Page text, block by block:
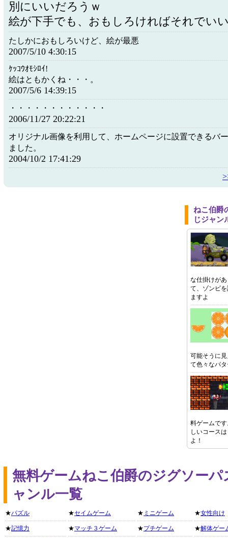
別にいいだろうｗ
絵が下手でも、おもしろければそれでい
たしかにおもしろいけど、絵が最悪
2007/5/10 4:30:15
ｹｯｺｳｵﾓｼﾛｲ!
絵はともかくね・・・。
2007/5/6 14:39:15
・・・・・・・・・・・・
2006/11/27 20:22:21
オリジナル画像を利用して、ホームページに設置できるバ
ました。
2004/10/2 17:41:29
ねこ伯爵
じジャン
な仕掛けが
て、ゾンビ
ますよ
可能そうに
て色々なパ
料ゲームで
しいコース
よ！
無料ゲームねこ伯爵のジグソー
ャンル一覧
★パズル
★記憶力
★セイムゲーム
★マッチ３ゲーム
★ ミニゲーム
★プチゲーム
★女性向け
★解体ゲー